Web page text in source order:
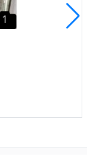
1